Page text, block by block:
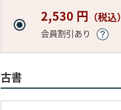
2,530 円 （税込）
会員割引あり
古書